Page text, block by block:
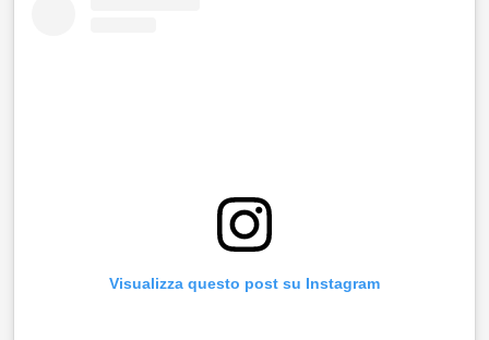
Visualizza questo post su Instagram